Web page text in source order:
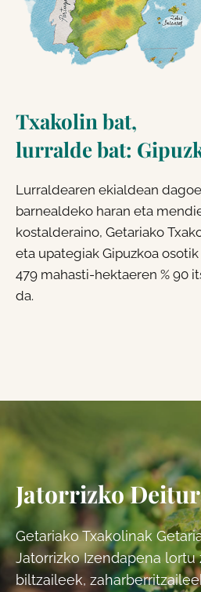
Txakolin bat,
lurralde bat:
Lurraldearen ekialdean
barnealdeko haran eta
kostalderaino, Getariako
eta upategiak Gipuzkoa
479 mahasti-hektaeren % 90
da.
Jatorrizko
Getariako Txakolinak
Jatorrizko Izendapena lortu
biltzaileek,